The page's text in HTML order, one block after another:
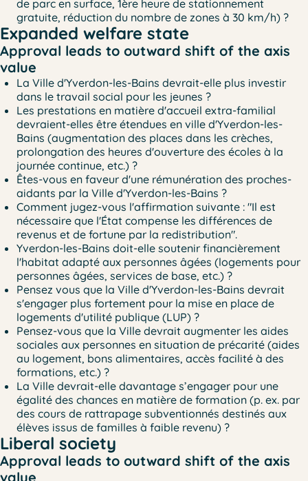
de parc en surface, 1ère heure de stationnement
gratuite, réduction du nombre de zones à 30 km/h) ?
Expanded welfare state
Approval leads to outward shift of the axis
value
La Ville d'Yverdon-les-Bains devrait-elle plus investir
dans le travail social pour les jeunes ?
Les prestations en matière d'accueil extra-familial
devraient-elles être étendues en ville d'Yverdon-les-
Bains (augmentation des places dans les crèches,
prolongation des heures d'ouverture des écoles à la
journée continue, etc.) ?
Êtes-vous en faveur d'une rémunération des proches-
aidants par la Ville d'Yverdon-les-Bains ?
Comment jugez-vous l'affirmation suivante : "Il est
nécessaire que l'État compense les différences de
revenus et de fortune par la redistribution".
Yverdon-les-Bains doit-elle soutenir financièrement
l'habitat adapté aux personnes âgées (logements pour
personnes âgées, services de base, etc.) ?
Pensez vous que la Ville d'Yverdon-les-Bains devrait
s'engager plus fortement pour la mise en place de
logements d'utilité publique (LUP) ?
Pensez-vous que la Ville devrait augmenter les aides
sociales aux personnes en situation de précarité (aides
au logement, bons alimentaires, accès facilité à des
formations, etc.) ?
La Ville devrait-elle davantage s’engager pour une
égalité des chances en matière de formation (p. ex. par
des cours de rattrapage subventionnés destinés aux
élèves issus de familles à faible revenu) ?
Liberal society
Approval leads to outward shift of the axis
value